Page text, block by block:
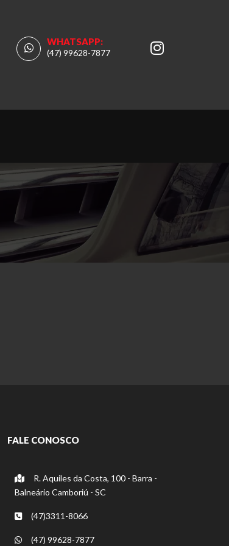
WHATSAPP:
(47) 99628-7877
FALE CONOSCO
R. Aquiles da Costa, 100 - Barra -
Balneário Camboriú - SC
(47)3311-8066
(47) 99628-7877